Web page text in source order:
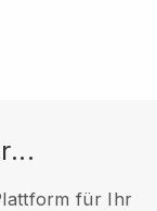
für Ihr